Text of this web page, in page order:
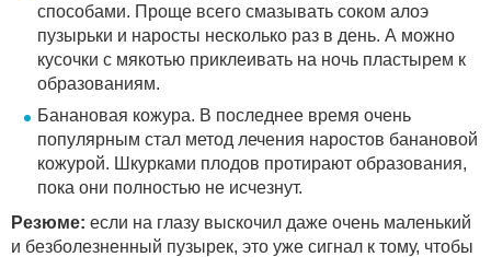
способами. Проще всего смазывать соком алоэ
пузырьки и наросты несколько раз в день. А можно
кусочки с мякотью приклеивать на ночь пластырем к
образованиям.
Банановая кожура. В последнее время очень
популярным стал метод лечения наростов банановой
кожурой. Шкурками плодов протирают образования,
пока они полностью не исчезнут.
Резюме: если на глазу выскочил даже очень маленький
и безболезненный пузырек, это уже сигнал к тому, чтобы